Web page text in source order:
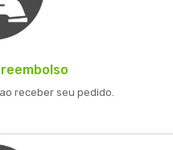
receber seu pedido.